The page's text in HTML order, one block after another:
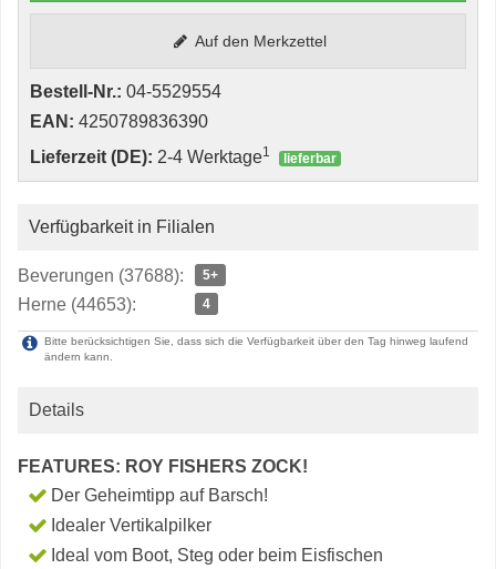
Auf den Merkzettel
Bestell-Nr.: 04-5529554
EAN: 4250789836390
Lieferzeit (DE): 2-4 Werktage1 lieferbar
Verfügbarkeit in Filialen
Beverungen (37688): 5+
Herne (44653): 4
Bitte berücksichtigen Sie, dass sich die Verfügbarkeit über den Tag hinweg laufend
ändern kann.
Details
FEATURES: ROY FISHERS ZOCK!
Der Geheimtipp auf Barsch!
Idealer Vertikalpilker
Ideal vom Boot, Steg oder beim Eisfischen